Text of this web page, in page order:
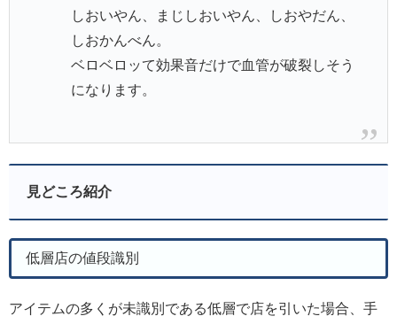
しおいやん、まじしおいやん、しおやだん、
しおかんべん。
ベロベロッて効果音だけで血管が破裂しそう
になります。
見どころ紹介
低層店の値段識別
アイテムの多くが未識別である低層で店を引いた場合、手